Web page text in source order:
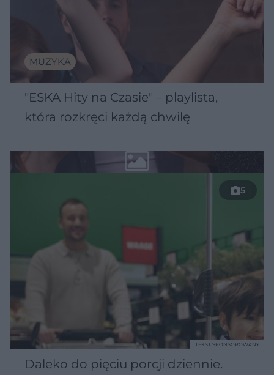
MUZYKA
"ESKA Hity na Czasie" – playlista,
która rozkręci każdą chwilę
5
Daleko do pięciu porcji dziennie.
TEKST SPONSOROWANY